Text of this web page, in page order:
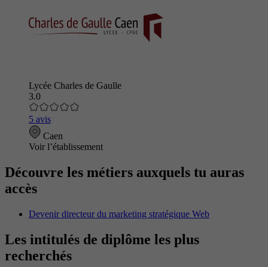
Lycée Charles de Gaulle
3.0
5 avis
Caen
Voir l’établissement
Découvre les métiers auxquels tu auras
accès
Devenir directeur du marketing stratégique Web
Les intitulés de diplôme les plus
recherchés